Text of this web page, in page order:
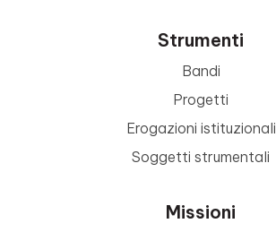
Strumenti
Bandi
Progetti
Erogazioni istituzionali
Soggetti strumentali
Missioni